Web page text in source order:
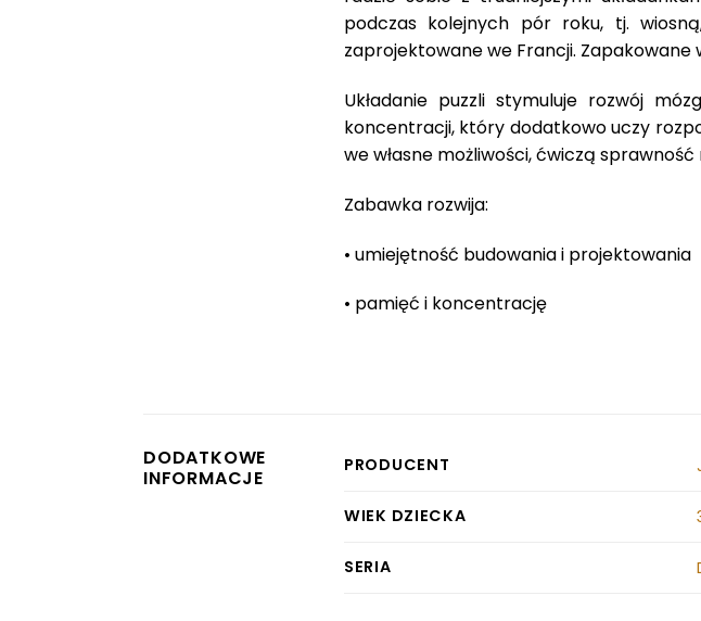
podczas kolejnych pór roku, tj.
zaprojektowane we Francji.
Układanie puzzli stymuluje rozwój
koncentracji, który dodatkowo uczy
we własne możliwości, ćwiczą
Zabawka rozwija:
• umiejętność budowania i projektowania
• pamięć i koncentrację
DODATKOWE
INFORMACJE
PRODUCENT
WIEK DZIECKA
SERIA